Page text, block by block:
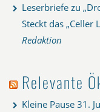
Leserbriefe zu
Steckt das „Celler
Redaktion
Relevante
Kleine Pause 31.